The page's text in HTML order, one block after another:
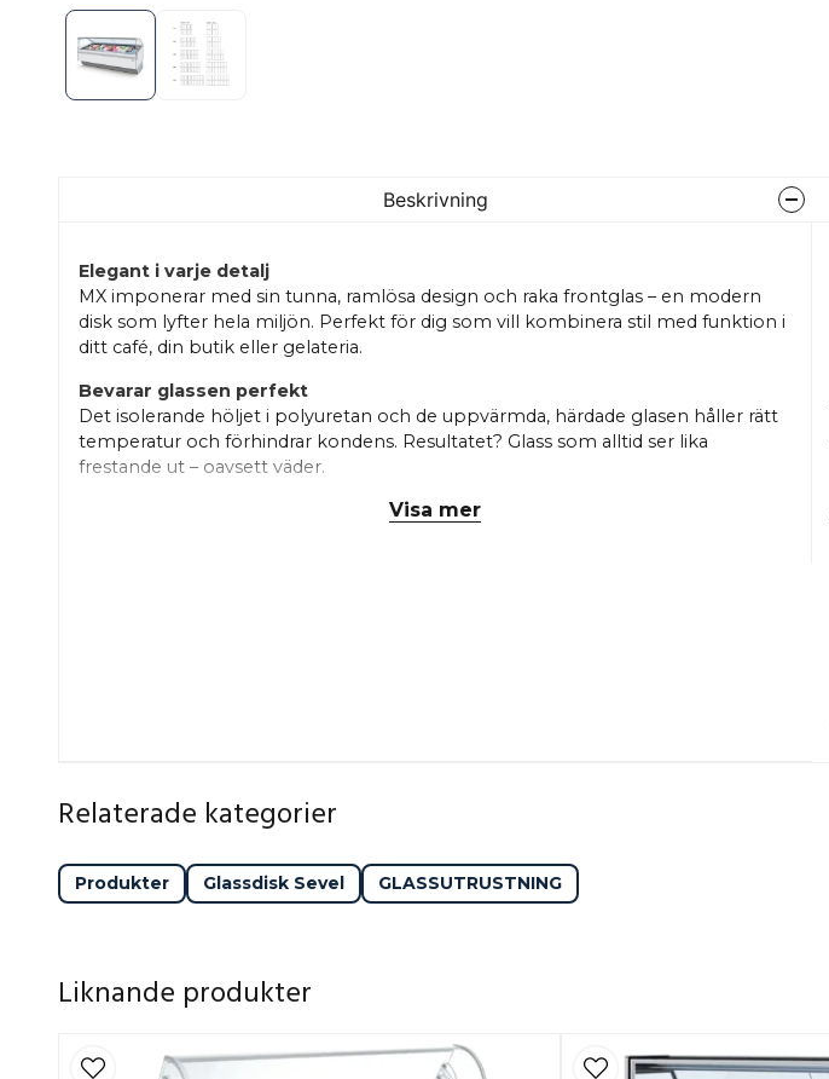
Beskrivning
Elegant i varje detalj
MX imponerar med sin tunna, ramlösa design och raka frontglas – en modern
disk som lyfter hela miljön. Perfekt för dig som vill kombinera stil med funktion i
ditt café, din butik eller gelateria.
Bevarar glassen perfekt
Det isolerande höljet i polyuretan och de uppvärmda, härdade glasen håller rätt
temperatur och förhindrar kondens. Resultatet? Glass som alltid ser lika
frestande ut – oavsett väder.
Visa mer
Relaterade kategorier
Produkter Glassdisk Sevel GLASSUTRUSTNING
Liknande produkter